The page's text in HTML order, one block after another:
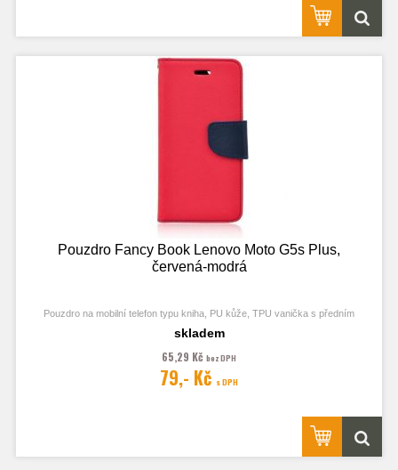
Pouzdro Fancy Book Lenovo Moto G5s Plus,
červená-modrá
Pouzdro na mobilní telefon typu kniha, PU kůže, TPU vanička s předním
Obrázek je pouze ilustrační a zobrazuje Stejná Pouzdra pro jiný model
skladem
65,29 Kč bez DPH
79,- Kč s DPH